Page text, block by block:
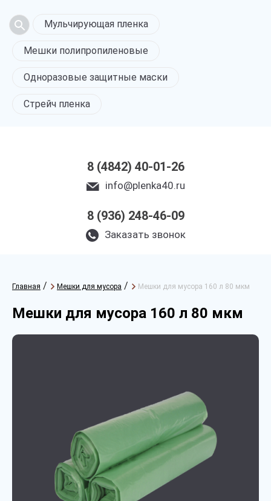
Мульчирующая пленка
Мешки полипропиленовые
Одноразовые защитные маски
Стрейч пленка
8 (4842) 40-01-26
info@plenka40.ru
8 (936) 248-46-09
Заказать звонок
Главная / Мешки для мусора / Мешки для мусора 160 л 80 мкм
Мешки для мусора 160 л 80 мкм